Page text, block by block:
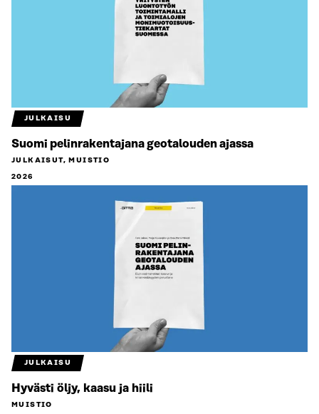
JULKAISU
Suomi pelinrakentajana geotalouden ajassa
JULKAISUT, MUISTIO
2026
JULKAISU
Hyvästi öljy, kaasu ja hiili
MUISTIO